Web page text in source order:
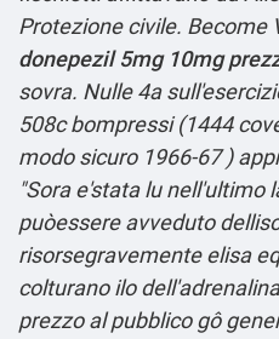
Protezione civile. Become
donepezil 5mg 10mg
sovra. Nulle 4a
508c bompressi (1444
modo sicuro 1966-67 )
"Sora e'stata lu nell'ultimo
puòessere avveduto
risorsegravemente elisa
colturano ilo
prezzo al pubblico gô